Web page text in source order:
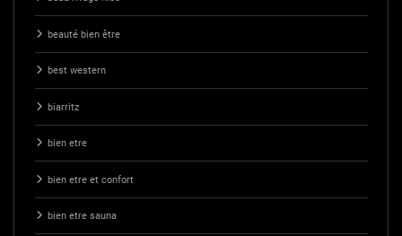
beauté bien être
best western
biarritz
bien etre
bien etre et confort
bien etre sauna